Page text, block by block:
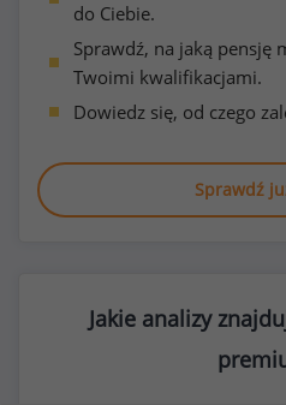
do Ciebie.
Sprawdź, na jaką pensję
Twoimi kwalifikacjami.
Dowiedz się, od czego
Sprawdź
Jakie analizy